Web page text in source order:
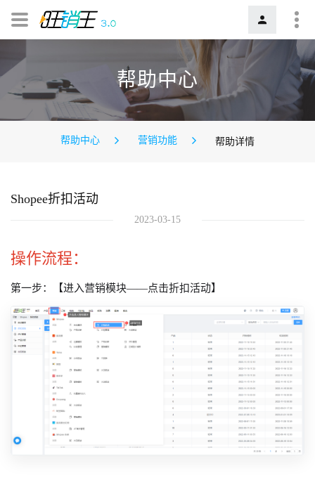
帮助中心
帮助中心 营销功能 帮助详情
Shopee折扣活动
2023-03-15
操作流程：
第一步：【进入营销模块——点击折扣活动】